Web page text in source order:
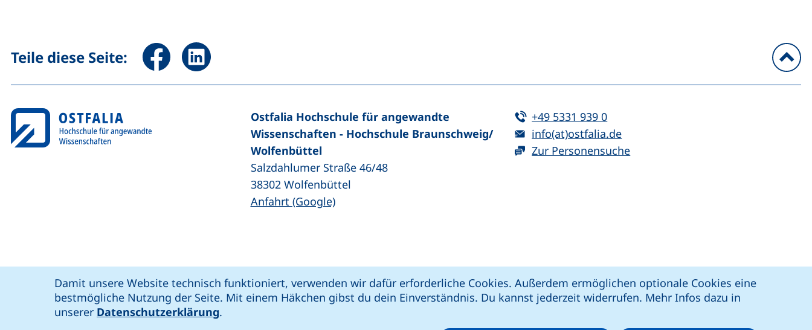
Damit unsere Website technisch funktioniert, verwenden wir dafür erforderliche Cookies. Außerdem ermöglichen optionale Cookies eine
bestmögliche Nutzung der Seite. Mit einem Häkchen gibst du dein Einverständnis. Du kannst jederzeit widerrufen. Mehr Infos dazu in
unserer Datenschutzerklärung.
Teile diese Seite: Seite über Facebook teilen (externer Link, öffnet neues Fenster)
Seite über LinkedIn teilen (externer Link, öffnet neues Fenster)
Ostfalia @: soziale Medien
unsere Facebook-Seite (externer Link, öffnet neues Fenster)
unsere LinkedIn-Seite (externer Link, öffnet neues Fenster)
unsere Instagram-Seite (externer Link, öffnet neues Fenster)
unsere YouTube-Seite (externer Link, öffnet neues Fenster)
Ostfalia Hochschule für angewandte
Wissenschaften - Hochschule Braunschweig/​
Wolfenbüttel
Salzdahlumer Straße 46/48
38302 Wolfenbüttel
Anfahrt (Google)(externer Link, öffnet neues Fenster)
Tel:
+49 5331 939 0(startet einen Telefonanruf, wenn Ihr
E-Mail:
info(at)ostfalia.de(öffnet Ihr E-Mail-Programm)
Zur Personensuche
Barriere melden